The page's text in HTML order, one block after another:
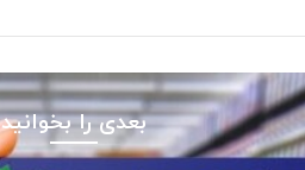
بعدی را بخوانید